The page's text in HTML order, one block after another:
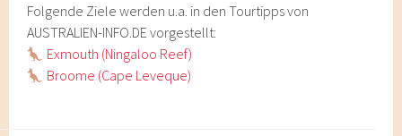
Folgende Ziele werden u.a. in den Tourtipps von
AUSTRALIEN-INFO.DE vorgestellt:
Exmouth (Ningaloo Reef)
Broome (Cape Leveque)